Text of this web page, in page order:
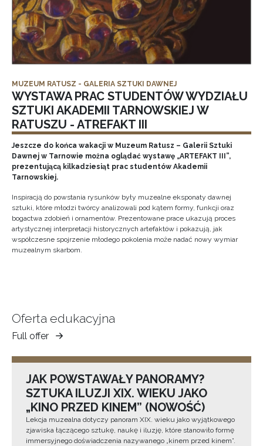
MUZEUM RATUSZ - GALERIA SZTUKI DAWNEJ
WYSTAWA PRAC STUDENTÓW WYDZIAŁU
SZTUKI AKADEMII TARNOWSKIEJ W
RATUSZU - ATREFAKT III
Jeszcze do końca wakacji w Muzeum Ratusz – Galerii Sztuki
Dawnej w Tarnowie można oglądać wystawę „ARTEFAKT III”,
prezentującą kilkadziesiąt prac studentów Akademii
Tarnowskiej.
Inspiracją do powstania rysunków były muzealne eksponaty dawnej
sztuki, które młodzi twórcy analizowali pod kątem formy, funkcji oraz
bogactwa zdobień i ornamentów. Prezentowane prace ukazują proces
artystycznej interpretacji historycznych artefaktów i pokazują, jak
współczesne spojrzenie młodego pokolenia może nadać nowy wymiar
muzealnym skarbom.
Oferta edukacyjna
Full offer
Muzeum
Ziemi
JAK POWSTAWAŁY PANORAMY?
SZTUKA ILUZJI XIX. WIEKU JAKO
„KINO PRZED KINEM” (NOWOŚĆ)
Lekcja muzealna dotyczy panoram XIX. wieku jako wyjątkowego
zjawiska łączącego sztukę, naukę i iluzję, które stanowiło formę
immersyjnego doświadczenia nazywanego „kinem przed kinem”.